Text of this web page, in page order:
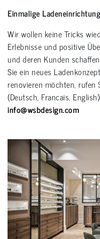
Einmalige
Wir wollen keine Tricks
Erlebnisse und positive
und deren Kunden
Sie ein neues
renovieren möchten, rufen
(Deutsch, Francais,
info@wsbdesign.com